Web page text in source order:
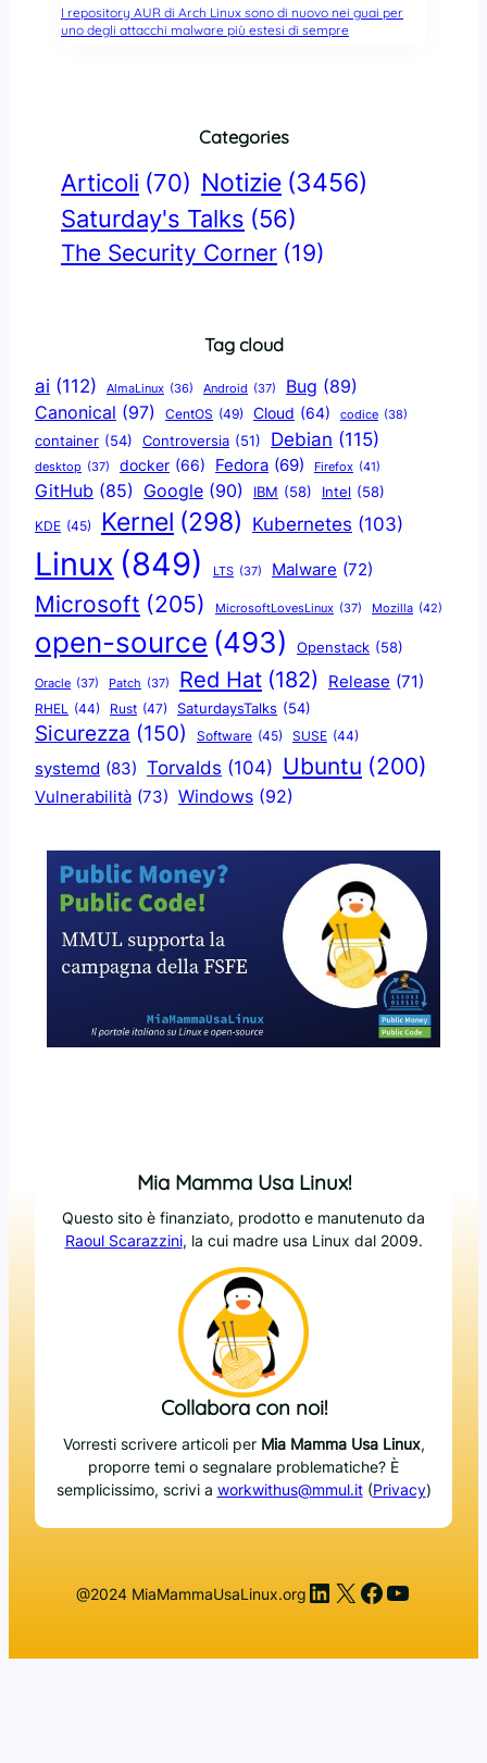
I repository AUR di Arch Linux sono di nuovo nei guai per
uno degli attacchi malware più estesi di sempre
Categories
Articoli (70) Notizie (3456)
Saturday's Talks (56)
The Security Corner (19)
Tag cloud
ai (112) AlmaLinux (36) Android (37) Bug (89)
Canonical (97) CentOS (49) Cloud (64) codice (38)
container (54) Controversia (51) Debian (115)
desktop (37) docker (66) Fedora (69) Firefox (41)
GitHub (85) Google (90) IBM (58) Intel (58)
KDE (45) Kernel (298) Kubernetes (103)
Linux (849) LTS (37) Malware (72)
Microsoft (205) MicrosoftLovesLinux (37) Mozilla (42)
open-source (493) Openstack (58)
Oracle (37) Patch (37) Red Hat (182) Release (71)
RHEL (44) Rust (47) SaturdaysTalks (54)
Sicurezza (150) Software (45) SUSE (44)
systemd (83) Torvalds (104) Ubuntu (200)
Vulnerabilità (73) Windows (92)
Mia Mamma Usa Linux!
Questo sito è finanziato, prodotto e manutenuto da
Raoul Scarazzini, la cui madre usa Linux dal 2009.
Collabora con noi!
Vorresti scrivere articoli per Mia Mamma Usa Linux,
proporre temi o segnalare problematiche? È
semplicissimo, scrivi a workwithus@mmul.it(Privacy)
@2024 MiaMammaUsaLinux.org LinkedIn
X Facebook